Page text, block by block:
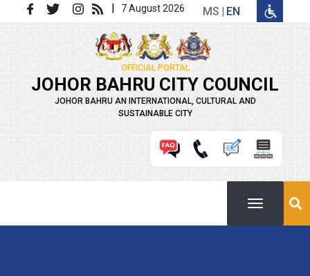
Skip to main content | 7 August 2026 MS EN
OFFICIAL PORTAL
JOHOR BAHRU CITY COUNCIL
JOHOR BAHRU AN INTERNATIONAL, CULTURAL AND
SUSTAINABLE CITY